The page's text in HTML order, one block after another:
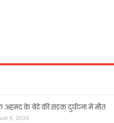
अहमद के बेटे की सड़क दुर्घटना में मौत
6, 2026